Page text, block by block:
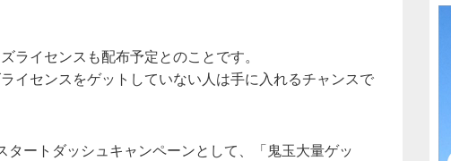
ライセンスも配布予定とのことです。
イセンスをゲットしていない人は手に入れるチャンスで
タートダッシュキャンペーンとして、「鬼玉大量ゲッ